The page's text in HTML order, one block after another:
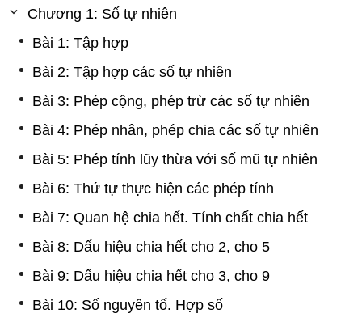
Chương 1: Số tự nhiên
Bài 1: Tập hợp
Bài 2: Tập hợp các số tự nhiên
Bài 3: Phép cộng, phép trừ các số tự nhiên
Bài 4: Phép nhân, phép chia các số tự nhiên
Bài 5: Phép tính lũy thừa với số mũ tự nhiên
Bài 6: Thứ tự thực hiện các phép tính
Bài 7: Quan hệ chia hết. Tính chất chia hết
Bài 8: Dấu hiệu chia hết cho 2, cho 5
Bài 9: Dấu hiệu chia hết cho 3, cho 9
Bài 10: Số nguyên tố. Hợp số